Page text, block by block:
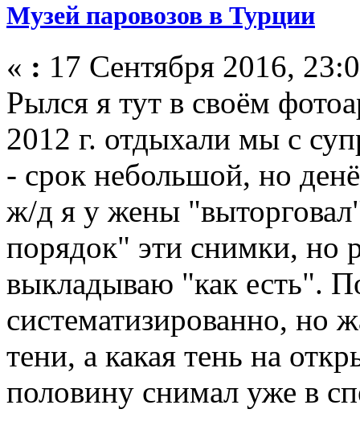
Музей паровозов в Турции
« : 17 Сентября 2016,
Рылся я тут в своём
2012 г. отдыхали мы с
- срок небольшой, но
ж/д я у жены
порядок" эти снимки, но
выкладываю "как есть".
систематизированно, но
тени, а какая тень на
половину снимал уже в